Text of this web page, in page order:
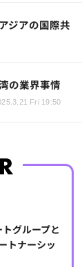
ジアの国際共
の業界事情
Fri 19:50
グループと
トナーシッ